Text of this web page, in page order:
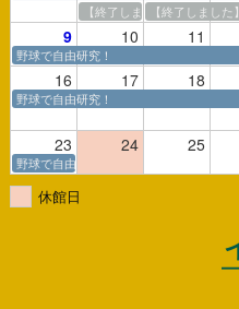
【終了しました】夏休み審
【終了しまし
9 10 11
野球で自由研究！
16 17 18
野球で自由研究！
23 24 25
野球で自由研究！
休館日